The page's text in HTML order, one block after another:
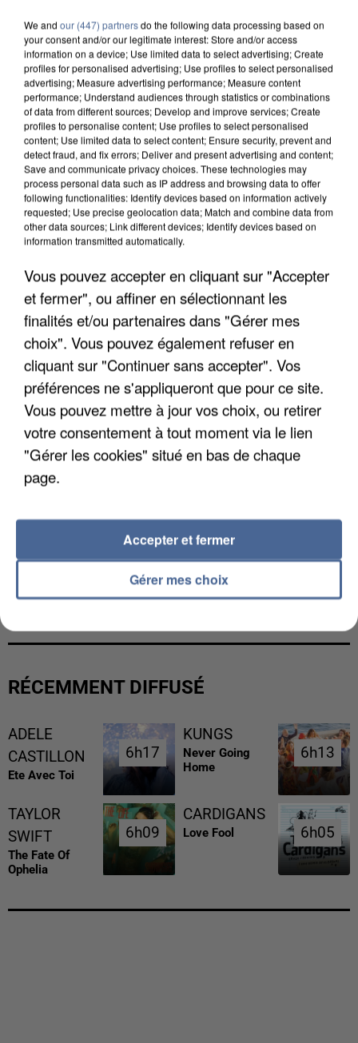
L’UN DES FONDATEURS SUPPOSÉS DE LA DZ
MAFIA INTERPELLÉ EN ALGÉRIE
UN SECOND CADRE DE LA DZ MAFIA
INTERPELLÉ EN ALGÉRIE
RÉCEMMENT DIFFUSÉ
ADELE
CASTILLON
Ete Avec Toi
6h17
6h17
KUNGS
Never Going
Home
6h13
6h13
TAYLOR
SWIFT
The Fate Of
Ophelia
6h09
6h09
CARDIGANS
Love Fool 6h05
6h05
We and our (447) partnersdo the following data processing based on
your consent and/or our legitimate interest: Store and/or access
information on a device; Use limited data to select advertising; Create
profiles for personalised advertising; Use profiles to select personalised
advertising; Measure advertising performance; Measure content
performance; Understand audiences through statistics or combinations
of data from different sources; Develop and improve services; Create
profiles to personalise content; Use profiles to select personalised
content; Use limited data to select content; Ensure security, prevent and
detect fraud, and fix errors; Deliver and present advertising and content;
Save and communicate privacy choices. These technologies may
process personal data such as IP address and browsing data to offer
following functionalities: Identify devices based on information actively
requested; Use precise geolocation data; Match and combine data from
other data sources; Link different devices; Identify devices based on
information transmitted automatically.
Vous pouvez accepter en cliquant sur "Accepter
et fermer", ou affiner en sélectionnant les
finalités et/ou partenaires dans "Gérer mes
choix". Vous pouvez également refuser en
cliquant sur "Continuer sans accepter". Vos
préférences ne s'appliqueront que pour ce site.
Vous pouvez mettre à jour vos choix, ou retirer
votre consentement à tout moment via le lien
"Gérer les cookies" situé en bas de chaque
page.
Gérer mes choix
Accepter et fermer